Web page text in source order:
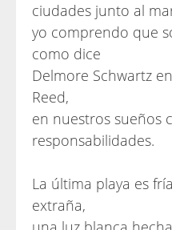
ciudades junto al
yo comprendo que
como dice
Delmore Schwartz
Reed,
en nuestros sueños
responsabilidades.
La última playa es
extraña,